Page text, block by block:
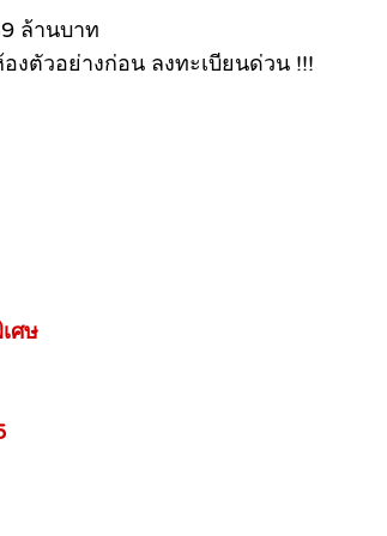
ล้านบาท
ตัวอย่างก่อน ลงทะเบียนด่วน !!!
ศษ